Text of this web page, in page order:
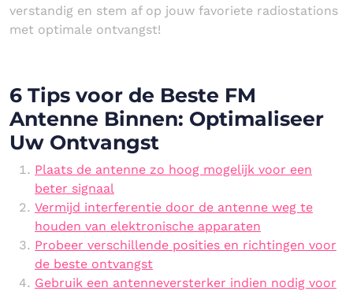
verstandig en stem af op jouw favoriete radiostations
met optimale ontvangst!
6 Tips voor de Beste FM
Antenne Binnen: Optimaliseer
Uw Ontvangst
Plaats de antenne zo hoog mogelijk voor een
beter signaal
Vermijd interferentie door de antenne weg te
houden van elektronische apparaten
Probeer verschillende posities en richtingen voor
de beste ontvangst
Gebruik een antenneversterker indien nodig voor